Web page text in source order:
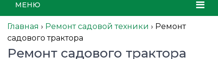
МЕНЮ
Главная › Ремонт садовой техники › Ремонт
садового трактора
Ремонт садового трактора